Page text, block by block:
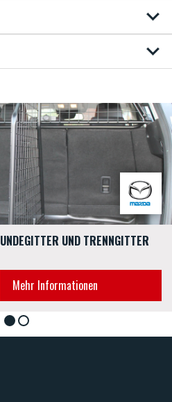
UND TRENNGITTER
Mehr Informationen
1 2